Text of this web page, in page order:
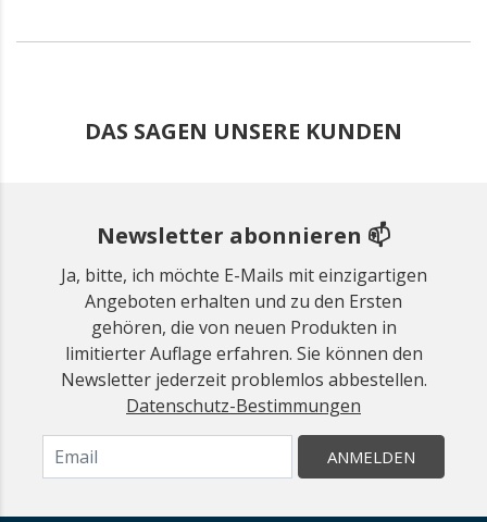
DAS SAGEN UNSERE KUNDEN
Newsletter abonnieren 📫
Ja, bitte, ich möchte E-Mails mit einzigartigen
Angeboten erhalten und zu den Ersten
gehören, die von neuen Produkten in
limitierter Auflage erfahren. Sie können den
Newsletter jederzeit problemlos abbestellen.
Datenschutz-Bestimmungen
ANMELDEN